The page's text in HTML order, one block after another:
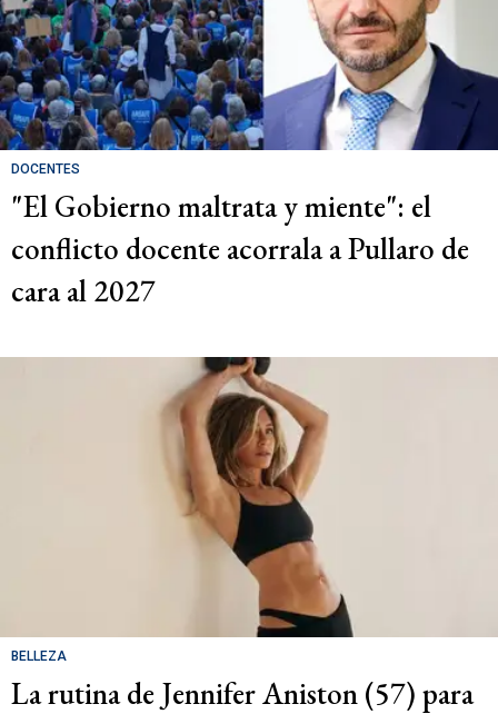
DOCENTES
"El Gobierno maltrata y miente": el
conflicto docente acorrala a Pullaro de
cara al 2027
BELLEZA
La rutina de Jennifer Aniston (57) para